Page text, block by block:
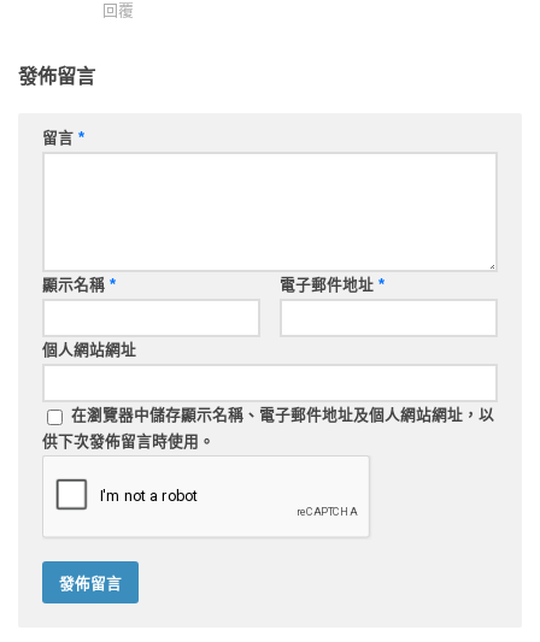
回覆
發佈留言
留言 *
顯示名稱 * 電子郵件地址 *
個人網站網址
在瀏覽器中儲存顯示名稱、電子郵件地址及個人網站網址，以
供下次發佈留言時使用。